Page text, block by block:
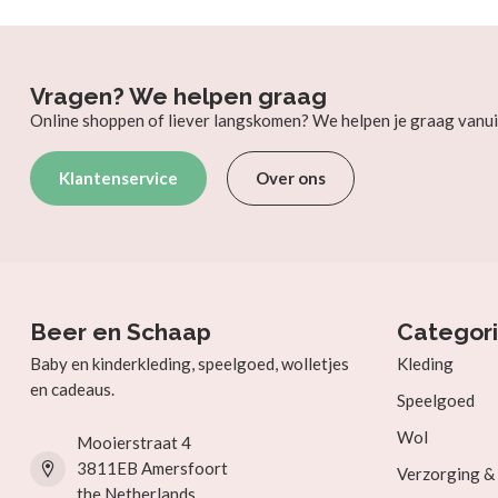
Vragen? We helpen graag
Online shoppen of liever langskomen? We helpen je graag
Klantenservice Over ons
Beer en Schaap
Baby en kinderkleding, speelgoed, wolletjes
en cadeaus.
Mooierstraat 4
3811EB Amersfoort
the Netherlands
Kleding
Speelgoed
Wol
Verzorging &